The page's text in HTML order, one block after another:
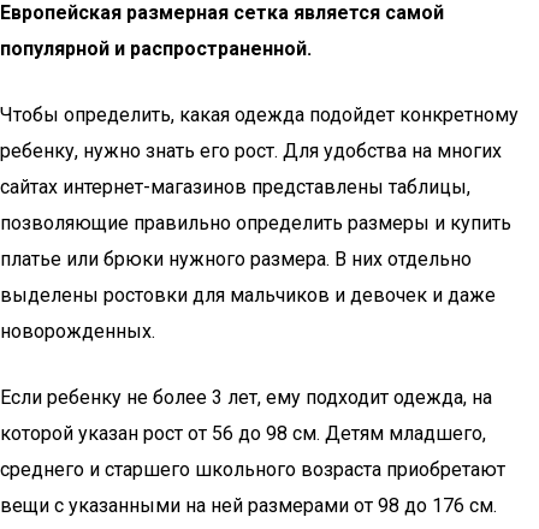
Европейская размерная сетка является самой
популярной и распространенной.
Чтобы определить, какая одежда подойдет конкретному
ребенку, нужно знать его рост. Для удобства на многих
сайтах интернет-магазинов представлены таблицы,
позволяющие правильно определить размеры и купить
платье или брюки нужного размера. В них отдельно
выделены ростовки для мальчиков и девочек и даже
новорожденных.
Если ребенку не более 3 лет, ему подходит одежда, на
которой указан рост от 56 до 98 см. Детям младшего,
среднего и старшего школьного возраста приобретают
вещи с указанными на ней размерами от 98 до 176 см.